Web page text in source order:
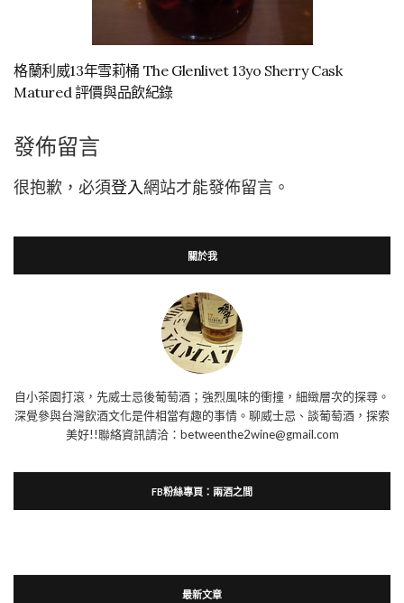
格蘭利威13年雪莉桶 The Glenlivet 13yo Sherry Cask
Matured 評價與品飲紀錄
發佈留言
很抱歉，必須登入網站才能發佈留言。
關於我
自小茶園打滾，先威士忌後葡萄酒；強烈風味的衝撞，細緻層次的探尋。
深覺參與台灣飲酒文化是件相當有趣的事情。聊威士忌、談葡萄酒，探索
美好!!聯絡資訊請洽：betweenthe2wine@gmail.com
FB粉絲專頁：兩酒之間
最新文章